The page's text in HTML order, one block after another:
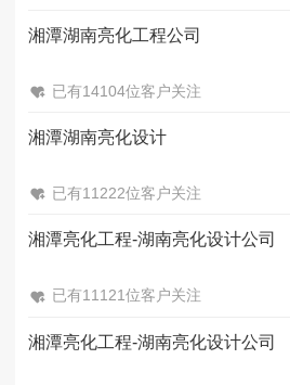
湘潭湖南亮化工程公司
已有14104位客户关注
湘潭湖南亮化设计
已有11222位客户关注
湘潭亮化工程-湖南亮化设计公司
已有11121位客户关注
湘潭亮化工程-湖南亮化设计公司